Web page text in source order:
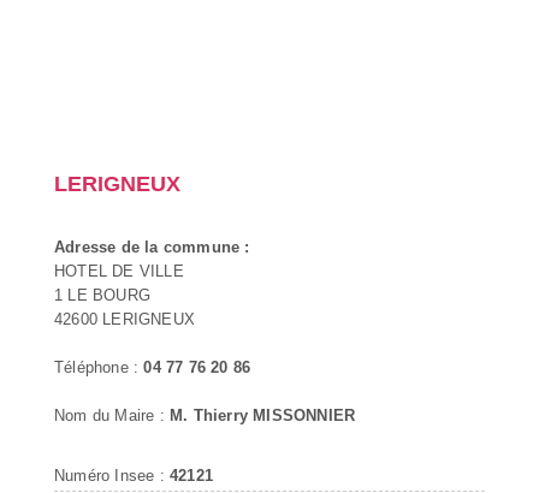
LERIGNEUX
Adresse de la commune :
HOTEL DE VILLE
1 LE BOURG
42600 LERIGNEUX
Téléphone :04 77 76 20 86
Nom du Maire : M. Thierry MISSONNIER
Numéro Insee : 42121